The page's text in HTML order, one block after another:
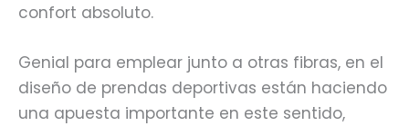
confort absoluto.
Genial para emplear junto a otras fibras, en el
diseño de prendas deportivas están haciendo
una apuesta importante en este sentido,